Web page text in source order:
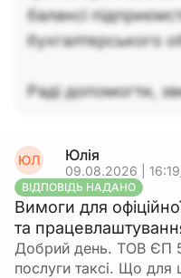
балансі
бухгалтерського
Раді допомогти,
ЮЛ Юлія
09.08.2026 | 16:19
ВІДПОВІДЬ НАДАНО
Вимоги для офіційної
та
Добрий день. ТОВ ЄП
послуги таксі. Що для